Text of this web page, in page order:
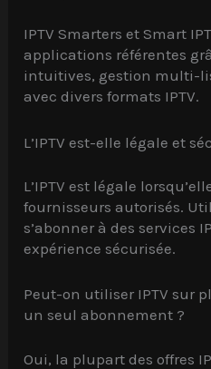
IPTV Smarters et Smart
applications référentes
intuitives, gestion multi-
avec divers formats IPTV.
L’IPTV est-elle légale et
L’IPTV est légale
fournisseurs autorisés.
s’abonner à des services
expérience sécurisée.
Peut-on utiliser IPTV sur
un seul abonnement ?
Oui, la plupart des offres